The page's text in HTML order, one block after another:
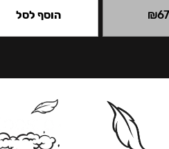
₪ הוסף לסל